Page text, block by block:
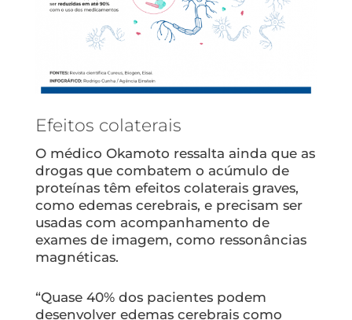
Efeitos colaterais
O médico Okamoto ressalta ainda que as
drogas que combatem o acúmulo de
proteínas têm efeitos colaterais graves,
como edemas cerebrais, e precisam ser
usadas com acompanhamento de
exames de imagem, como ressonâncias
magnéticas.
“Quase 40% dos pacientes podem
desenvolver edemas cerebrais como